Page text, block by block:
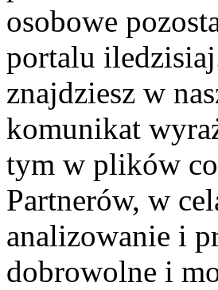
osobowe
portalu
znajdziesz w
komunikat
tym w plików
Partnerów, w
analizowanie i
dobrowolne i